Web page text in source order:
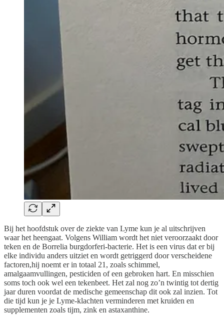
Bij het hoofdstuk over de ziekte van Lyme kun je al uitschrijven
waar het heengaat. Volgens William wordt het niet veroorzaakt door
teken en de Borrelia burgdorferi-bacterie. Het is een virus dat er bij
elke individu anders uitziet en wordt getriggerd door verscheidene
factoren,hij noemt er in totaal 21, zoals schimmel,
amalgaamvullingen, pesticiden of een gebroken hart. En misschien
soms toch ook wel een tekenbeet. Het zal nog zo’n twintig tot dertig
jaar duren voordat de medische gemeenschap dit ook zal inzien. Tot
die tijd kun je je Lyme-klachten verminderen met kruiden en
supplementen zoals tijm, zink en astaxanthine.